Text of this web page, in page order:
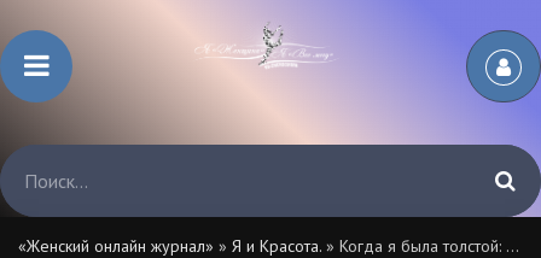
«Женский онлайн журнал» » Я и Красота. » Когда я была толстой: Юлия Снигирь опубликовала архивное фото - «Красота»